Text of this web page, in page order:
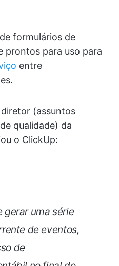
formulários de
prontos para uso para
entre
diretor (assuntos
qualidade) da
o ClickUp:
gerar uma série
de eventos,
de